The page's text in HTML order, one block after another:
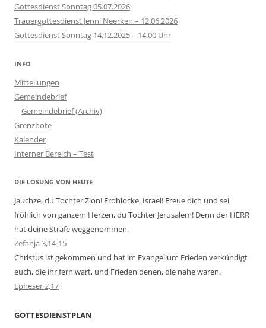
Gottesdienst Sonntag 05.07.2026
Trauergottesdienst Jenni Neerken – 12.06.2026
Gottesdienst Sonntag 14.12.2025 – 14.00 Uhr
INFO
Mitteilungen
Gemeindebrief
Gemeindebrief (Archiv)
Grenzbote
Kalender
Interner Bereich – Test
DIE LOSUNG VON HEUTE
Jauchze, du Tochter Zion! Frohlocke, Israel! Freue dich und sei
fröhlich von ganzem Herzen, du Tochter Jerusalem! Denn der HERR
hat deine Strafe weggenommen.
Zefanja 3,14-15
Christus ist gekommen und hat im Evangelium Frieden verkündigt
euch, die ihr fern wart, und Frieden denen, die nahe waren.
Epheser 2,17
GOTTESDIENSTPLAN